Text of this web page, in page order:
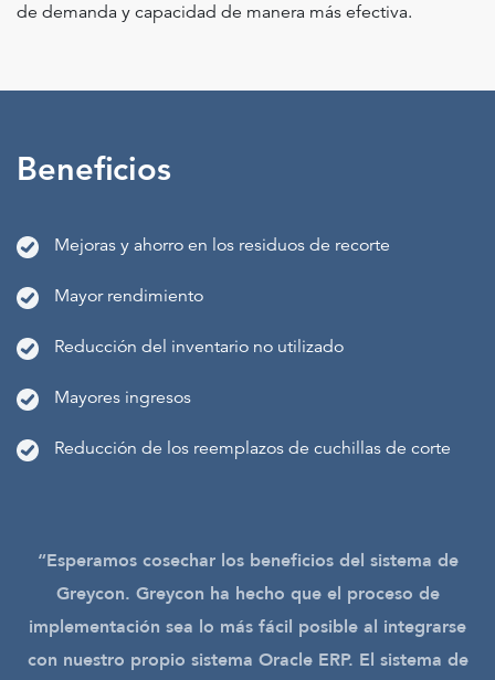
de demanda y capacidad de manera más efectiva.
Beneficios
Mejoras y ahorro en los residuos de recorte
Mayor rendimiento
Reducción del inventario no utilizado
Mayores ingresos
Reducción de los reemplazos de cuchillas de corte
“Esperamos cosechar los beneficios del sistema de
Greycon. Greycon ha hecho que el proceso de
implementación sea lo más fácil posible al integrarse
con nuestro propio sistema Oracle ERP. El sistema de